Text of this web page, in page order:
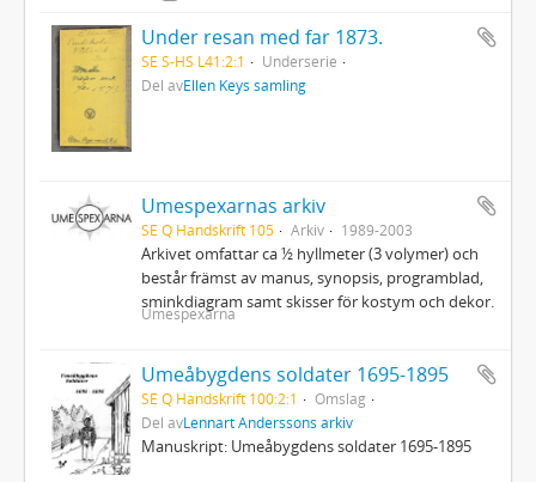
Under resan med far 1873.
SE S-HS L41:2:1
Underserie
Del avEllen Keys samling
Umespexarnas arkiv
SE Q Handskrift 105 Arkiv 1989-2003
Arkivet omfattar ca ½ hyllmeter (3 volymer) och
består främst av manus, synopsis, programblad,
sminkdiagram samt skisser för kostym och dekor.
Umespexarna
Umeåbygdens soldater 1695-1895
SE Q Handskrift 100:2:1
Omslag
Del avLennart Anderssons arkiv
Manuskript: Umeåbygdens soldater 1695-1895